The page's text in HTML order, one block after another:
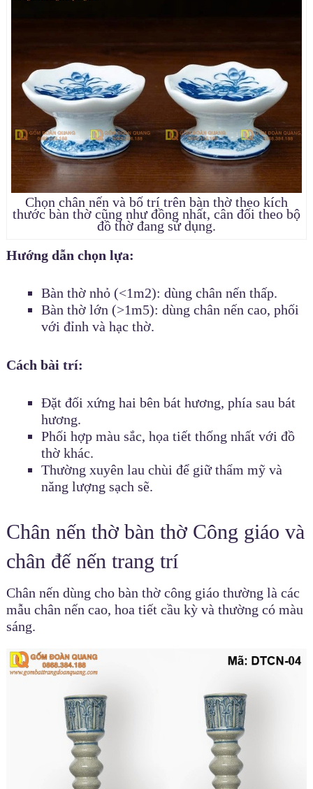
Chọn chân nến và bố trí trên bàn thờ theo kích
thước bàn thờ cũng như đồng nhất, cân đối theo bộ
đồ thờ đang sử dụng.
Hướng dẫn chọn lựa:
Bàn thờ nhỏ (<1m2): dùng chân nến thấp.
Bàn thờ lớn (>1m5): dùng chân nến cao, phối
với đỉnh và hạc thờ.
Cách bài trí:
Đặt đối xứng hai bên bát hương, phía sau bát
hương.
Phối hợp màu sắc, họa tiết thống nhất với đồ
thờ khác.
Thường xuyên lau chùi để giữ thẩm mỹ và
năng lượng sạch sẽ.
Chân nến thờ bàn thờ Công giáo và
chân đế nến trang trí
Chân nến dùng cho bàn thờ công giáo thường là các
mẫu chân nến cao, hoa tiết cầu kỳ và thường có màu
sáng.